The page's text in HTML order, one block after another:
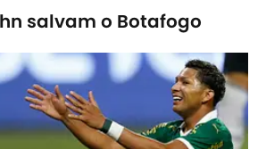
salvam o Botafogo